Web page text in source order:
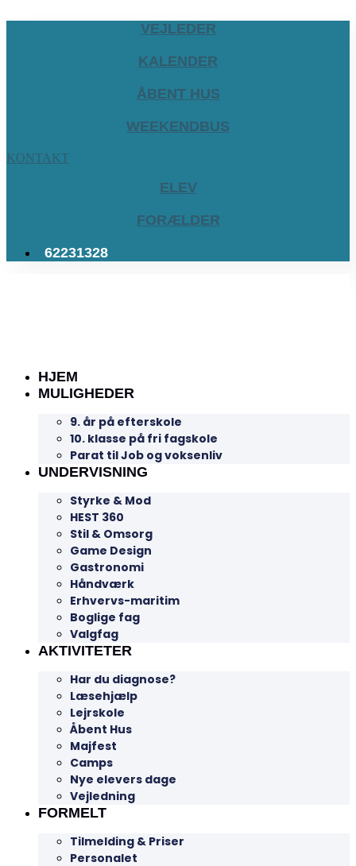
VEJLEDER
KALENDER
ÅBENT HUS
WEEKENDBUS
KONTAKT
ELEV
FORÆLDER
62231328
HJEM
MULIGHEDER
9. år på efterskole
10. klasse på fri fagskole
Parat til Job og voksenliv
UNDERVISNING
Styrke & Mod
HEST 360
Stil & Omsorg
Game Design
Gastronomi
Håndværk
Erhvervs-maritim
Boglige fag
Valgfag
AKTIVITETER
Har du diagnose?
Læsehjælp
Lejrskole
Åbent Hus
Majfest
Camps
Nye elevers dage
Vejledning
FORMELT
Tilmelding & Priser
Personalet